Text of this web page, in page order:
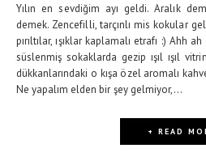
Yılın en sevdiğim ayı geldi. Aralık
demek. Zencefilli, tarçınlı mis kokular
pırıltılar, ışıklar kaplamalı etrafı :) Ahh
süslenmiş sokaklarda gezip ışıl ışıl
dükkanlarındaki o kışa özel aromalı
Ne yapalım elden bir şey gelmiyor,...
+ READ